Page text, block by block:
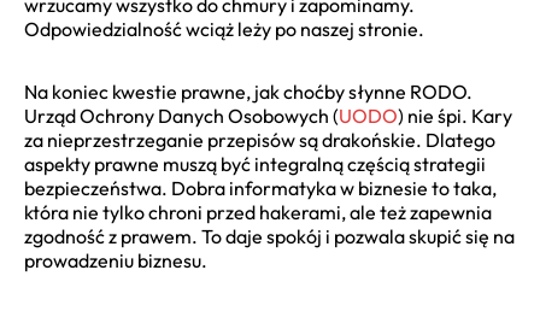
Odpowiedzialność wciąż leży po naszej stronie.
Na koniec kwestie prawne, jak choćby słynne RODO.
Urząd Ochrony Danych Osobowych (UODO) nie śpi. Kary
za nieprzestrzeganie przepisów są drakońskie. Dlatego
aspekty prawne muszą być integralną częścią strategii
bezpieczeństwa. Dobra informatyka w biznesie to taka,
która nie tylko chroni przed hakerami, ale też zapewnia
zgodność z prawem. To daje spokój i pozwala skupić się na
prowadzeniu biznesu.